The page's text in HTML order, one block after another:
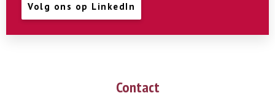
Volg ons op LinkedIn
Contact